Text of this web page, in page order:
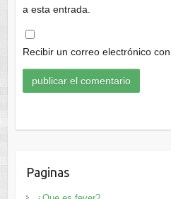
a esta entrada.
Recibir un correo electrónico
Paginas